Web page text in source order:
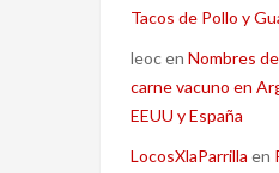
Tacos de Pollo y
leocen Nombres
carne vacuno en
EEUU y España
LocosXlaParrilla en